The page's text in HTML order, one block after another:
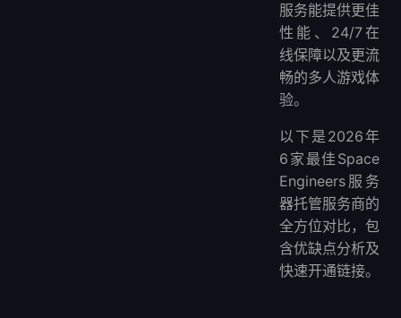
2. 最佳游戏服务器托管服务是哪家？
服务能提供更佳
性能、24/7在
线保障以及更流
畅的多人游戏体
验。
以下是2026年
6家最佳Space
Engineers服务
器托管服务商的
全方位对比，包
含优缺点分析及
快速开通链接。